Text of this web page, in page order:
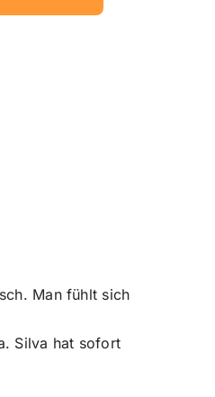
Man fühlt sich
Silva hat sofort